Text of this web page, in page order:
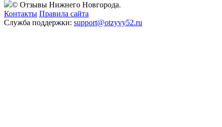
© Отзывы Нижнего Новгорода.
Контакты Правила сайта
Служба поддержки: support@otzyvy52.ru